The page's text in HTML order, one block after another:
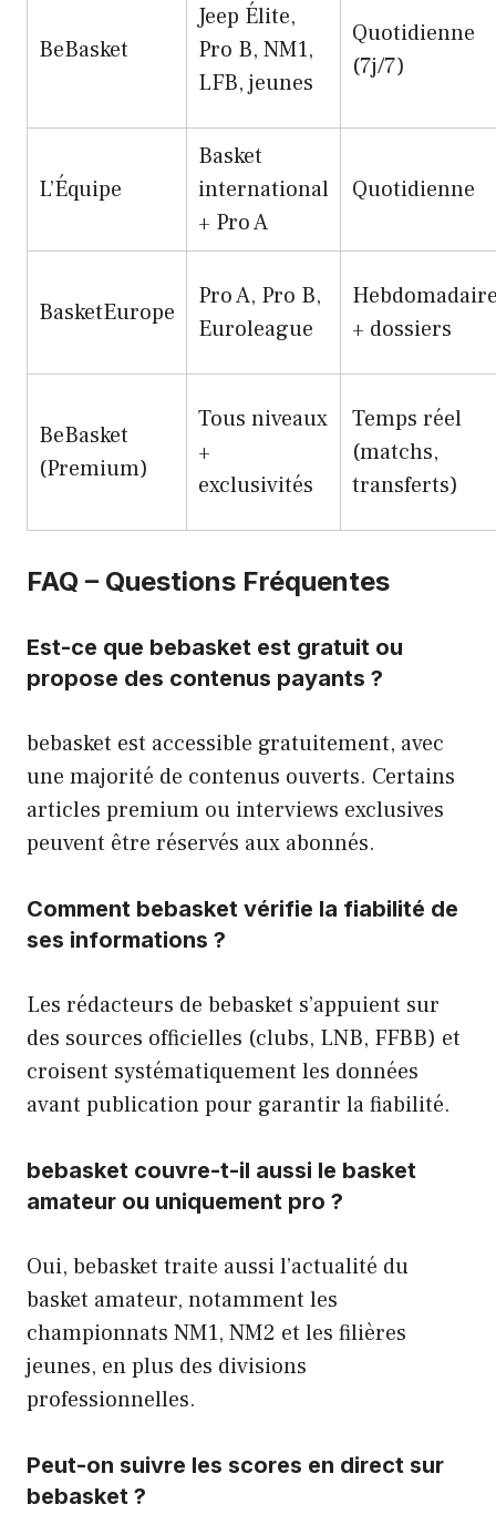
BeBasket
Jeep Élite,
Pro B, NM1,
LFB, jeunes
Quotidienne
(7j/7)
L’Équipe
Basket
international
+ Pro A
Quotidienne
BasketEurope
Pro A, Pro B,
Euroleague
+ dossiers
BeBasket
(Premium)
Tous niveaux
+
exclusivités
Temps réel
(matchs,
transferts)
FAQ – Questions Fréquentes
Est-ce que bebasket est gratuit ou
propose des contenus payants ?
bebasket est accessible gratuitement, avec
une majorité de contenus ouverts. Certains
articles premium ou interviews exclusives
peuvent être réservés aux abonnés.
Comment bebasket vérifie la fiabilité de
ses informations ?
Les rédacteurs de bebasket s’appuient sur
des sources officielles (clubs, LNB, FFBB) et
croisent systématiquement les données
avant publication pour garantir la fiabilité.
bebasket couvre-t-il aussi le basket
amateur ou uniquement pro ?
Oui, bebasket traite aussi l’actualité du
basket amateur, notamment les
championnats NM1, NM2 et les filières
jeunes, en plus des divisions
professionnelles.
Peut-on suivre les scores en direct sur
bebasket ?